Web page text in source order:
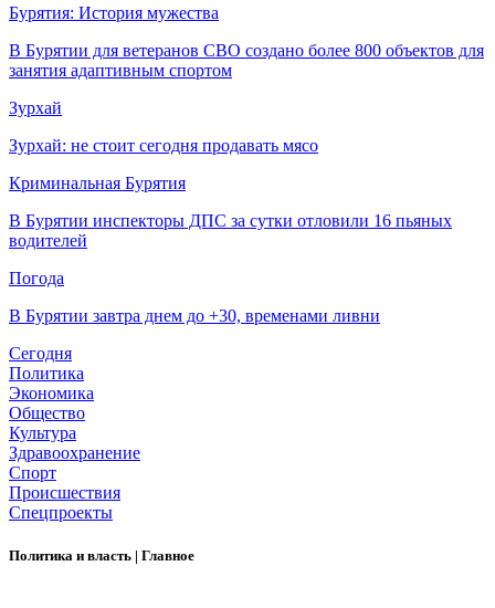
Бурятия: История мужества
В Бурятии для ветеранов СВО создано более 800 объектов для
занятия адаптивным спортом
Зурхай
Зурхай: не стоит сегодня продавать мясо
Криминальная Бурятия
В Бурятии инспекторы ДПС за сутки отловили 16 пьяных
водителей
Погода
В Бурятии завтра днем до +30, временами ливни
Сегодня
Политика
Экономика
Общество
Культура
Здравоохранение
Спорт
Происшествия
Спецпроекты
Политика и власть | Главное